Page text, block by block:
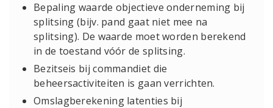
Bepaling waarde objectieve onderneming bij
splitsing (bijv. pand gaat niet mee na
splitsing). De waarde moet worden berekend
in de toestand vóór de splitsing.
Bezitseis bij commandiet die
beheersactiviteiten is gaan verrichten.
Omslagberekening latenties bij